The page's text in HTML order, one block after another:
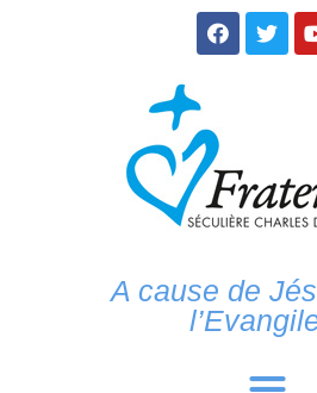
A cause de